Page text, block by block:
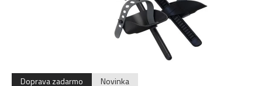
Novinka
Doprava zadarmo